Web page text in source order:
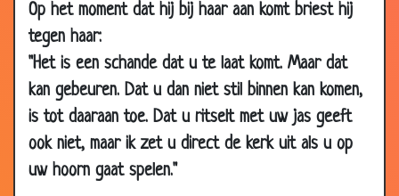
Op het moment dat hij bij haar aan komt briest hij
tegen haar:
"Het is een schande dat u te laat komt. Maar dat
kan gebeuren. Dat u dan niet stil binnen kan komen,
is tot daaraan toe. Dat u ritselt met uw jas geeft
ook niet, maar ik zet u direct de kerk uit als u op
uw hoorn gaat spelen."
26 Jul 2007
Samen een auto kopen
2.72
15 Jul 2007
Borstelziekte
09 Jul 2007
Dagelijks gebed
3.45
25 Jun 2007
Plek in de hemel
3.38
14 Jun 2007
Jesus op Golgota
2.39
08 Jun 2007
Tips voor de nieuwe pastoor